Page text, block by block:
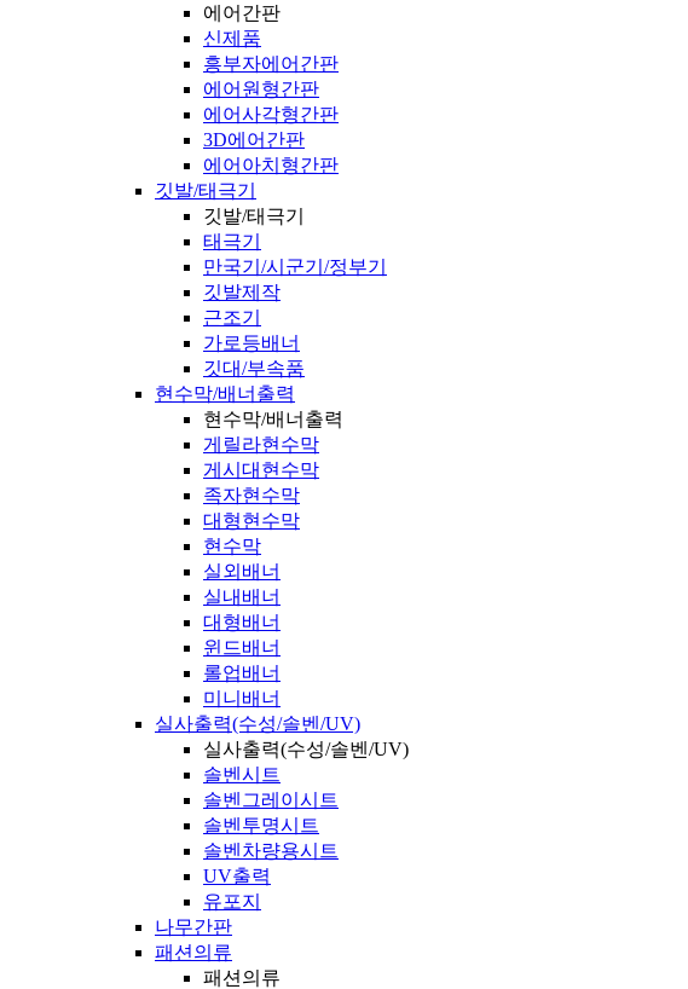
에어간판
신제품
흥부자에어간판
에어원형간판
에어사각형간판
3D에어간판
에어아치형간판
깃발/태극기
깃발/태극기
태극기
만국기/시군기/정부기
깃발제작
근조기
가로등배너
깃대/부속품
현수막/배너출력
현수막/배너출력
게릴라현수막
게시대현수막
족자현수막
대형현수막
현수막
실외배너
실내배너
대형배너
윈드배너
롤업배너
미니배너
실사출력(수성/솔벤/UV)
실사출력(수성/솔벤/UV)
솔벤시트
솔벤그레이시트
솔벤투명시트
솔벤차량용시트
UV출력
유포지
나무간판
패션의류
패션의류